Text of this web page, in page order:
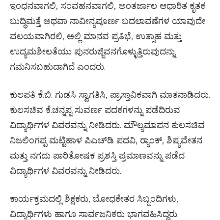
ಇಂಧನವಾಗಲಿ, ಸಂವಹನವಾಗಲಿ, ಅಂತರ್ಜಾಲ ಆಧಾರಿತ ಕೃತಕ
ಬುದ್ಧಿಮತ್ತೆ ಅಥವಾ ನಾವೀನ್ಯಪೂರ್ಣ ಬದಲಾವಣೆಗಳ ಯಾವುದೇ
ವಲಯವಾಗಿರಲಿ, ಅಲ್ಲಿ ಮಾನವ ಪ್ರತಿಭೆ, ಉತ್ಸಾಹ ಮತ್ತು
ಉದ್ಯಮಶೀಲತೆಯು ಪುನರುಜ್ಜಿವನಗೊಳ್ಳುತ್ತಿರುವುದನ್ನು
ಗಮನಿಸಬಹುದಾಗಿದೆ ಎಂದರು.
ಕುಲಪತಿ ಕೆ.ಬಿ. ಗುಡಸಿ ಸ್ವಾಗತಿಸಿ, ಪ್ರಾಸ್ತಾವಿಕವಾಗಿ ಮಾತನಾಡಿದರು.
ಕುಲಸಚಿವ ಕೆ.ಚನ್ನಪ್ಪ ಸುವರ್ಣ ಪದಕಗಳನ್ನು ಪಡೆದಿರುವ
ವಿದ್ಯಾರ್ಥಿಗಳ ವಿವರವನ್ನು ನೀಡಿದರು. ಮೌಲ್ಯಮಾಪನ ಕುಲಸಚಿವ
ನಿಜಲಿಂಗಪ್ಪ ಮಟ್ಟಿಹಾಳ ಪಿಎಚ್‌ಡಿ ಪದವಿ, ರ‍್ಯಾಂಕ್, ಶಿಷ್ಯವೇತನ
ಮತ್ತು ನಗದು ಪಾರಿತೋಷಕ ಪ್ರಶಸ್ತಿ ಪ್ರಮಾಣವನ್ನು ಪಡೆದ
ವಿದ್ಯಾರ್ಥಿಗಳ ವಿವರವನ್ನು ನೀಡಿದರು.
ಕಾರ್ಯಕ್ರಮದಲ್ಲಿ ಶಿಕ್ಷಕರು, ಬೋಧಕೇತರ ಸಿಬ್ಬಂದಿಗಳು,
ವಿದ್ಯಾರ್ಥಿಗಳು ಹಾಗೂ ಸಾರ್ವಜನಿಕರು ಭಾಗವಹಿಸಿದ್ದರು.